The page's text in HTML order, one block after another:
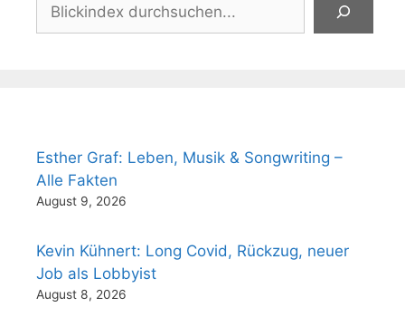
Esther Graf: Leben, Musik & Songwriting –
Alle Fakten
August 9, 2026
Kevin Kühnert: Long Covid, Rückzug, neuer
Job als Lobbyist
August 8, 2026